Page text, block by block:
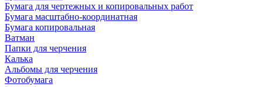
Бумага для чертежных и копировальных работ
Бумага масштабно-координатная
Бумага копировальная
Ватман
Папки для черчения
Калька
Альбомы для черчения
Фотобумага